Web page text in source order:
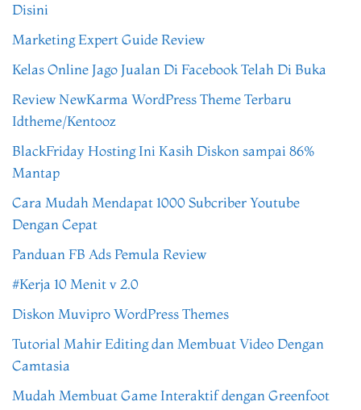
Disini
Marketing Expert Guide Review
Kelas Online Jago Jualan Di Facebook Telah Di Buka
Review NewKarma WordPress Theme Terbaru
Idtheme/Kentooz
BlackFriday Hosting Ini Kasih Diskon sampai 86%
Mantap
Cara Mudah Mendapat 1000 Subcriber Youtube
Dengan Cepat
Panduan FB Ads Pemula Review
#Kerja 10 Menit v 2.0
Diskon Muvipro WordPress Themes
Tutorial Mahir Editing dan Membuat Video Dengan
Camtasia
Mudah Membuat Game Interaktif dengan Greenfoot